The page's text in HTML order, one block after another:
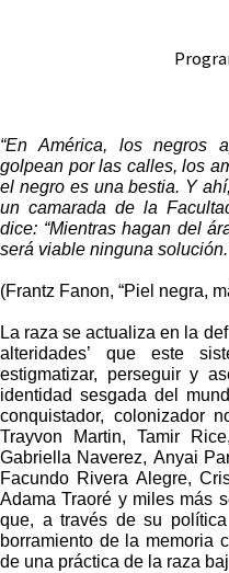
“En América, los negros
golpean por las calles, los
el negro es una bestia. Y
un camarada de la
dice: “Mientras hagan del
será viable ninguna
(Frantz Fanon, “Piel negra,
La raza se actualiza en la
alteridades’ que este
estigmatizar, perseguir y
identidad sesgada del
conquistador, colonizador
Trayvon Martin, Tamir
Gabriella Naverez, Anyai
Facundo Rivera Alegre,
Adama Traoré y miles más
que, a través de su
borramiento de la memoria
de una práctica de la raza